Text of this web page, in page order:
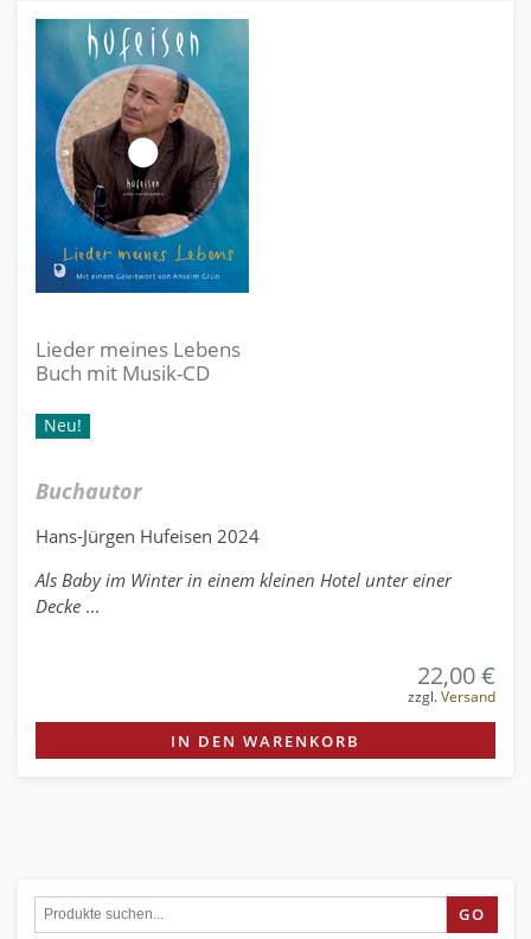
Lieder meines Lebens
Buch mit Musik-CD
Neu!
Buchautor
Hans-Jürgen Hufeisen 2024
Als Baby im Winter in einem kleinen Hotel unter einer
Decke ...
22,00 €
zzgl.Versand
IN DEN WARENKORB
GO